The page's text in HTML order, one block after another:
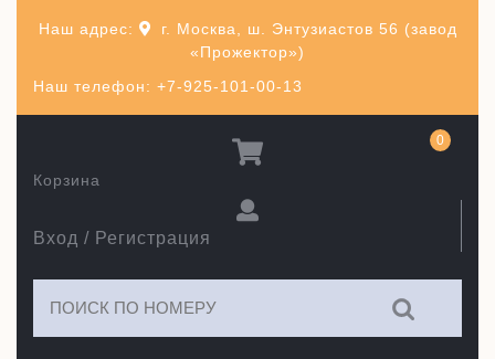
Наш телефон: +7-925-101-00-13
Наш адрес:
г. Москва, ш. Энтузиастов 56 (завод
«Прожектор»)
Вход / Регистрация
Корзина
0